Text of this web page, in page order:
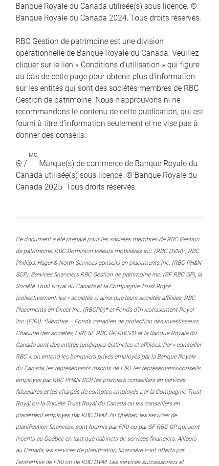
Banque Royale du Canada utilisée(s) sous licence. ©
Banque Royale du Canada 2024. Tous droits réservés.
RBC Gestion de patrimoine est une division
opérationnelle de Banque Royale du Canada. Veuillez
cliquer sur le lien « Conditions d’utilisation » qui figure
au bas de cette page pour obtenir plus d’information
sur les entités qui sont des sociétés membres de RBC
Gestion de patrimoine. Nous n’approuvons ni ne
recommandons le contenu de cette publication, qui est
fourni à titre d’information seulement et ne vise pas à
donner des conseils.
® /
MC
Marque(s) de commerce de Banque Royale du
Canada utilisée(s) sous licence. © Banque Royale du
Canada 2025. Tous droits réservés.
Ce document a été préparé pour les sociétés membres de RBC Gestion
de patrimoine, RBC Dominion valeurs mobilières Inc. (RBC DVM)*, RBC
Phillips, Hager & North Services-conseils en placements inc. (RBC PH&N
SCP), Services financiers RBC Gestion de patrimoine inc. (SF RBC GP), la
Société Trust Royal du Canada et la Compagnie Trust Royal
(collectivement, les « sociétés ») ainsi que leurs sociétés affiliées, RBC
Placements en Direct Inc. (RBCPD)* et Fonds d’investissement Royal
Inc. (FIRI). *Membre – Fonds canadien de protection des investisseurs.
Chacune des sociétés, FIRI, SF RBC GP, RBCPD et la Banque Royale du
Canada sont des entités juridiques distinctes et affiliées. Par « conseiller
RBC », on entend les banquiers privés employés par la Banque Royale
du Canada, les représentants inscrits de FIRI, les représentants-conseils
employés par RBC PH&N SCP, les premiers conseillers en services
fiduciaires et les chargés de comptes employés par la Compagnie Trust
Royal ou la Société Trust Royal du Canada ou les conseillers en
placement employés par RBC DVM. Au Québec, les services de
planification financière sont fournis par FIRI ou par SF RBC GP, qui sont
inscrits au Québec en tant que cabinets de services financiers. Ailleurs
au Canada, les services de planification financière sont offerts par
l’entremise de FIRI ou de RBC DVM. Les services successoraux et